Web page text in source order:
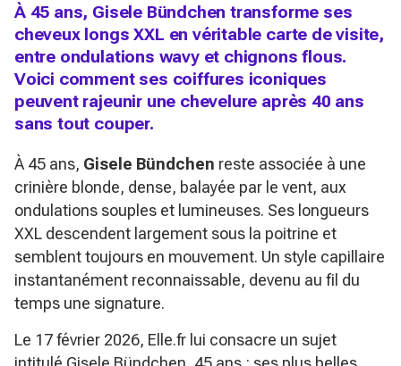
À 45 ans, Gisele Bündchen transforme ses
cheveux longs XXL en véritable carte de visite,
entre ondulations wavy et chignons flous.
Voici comment ses coiffures iconiques
peuvent rajeunir une chevelure après 40 ans
sans tout couper.
À 45 ans, Gisele Bündchen reste associée à une
crinière blonde, dense, balayée par le vent, aux
ondulations souples et lumineuses. Ses longueurs
XXL descendent largement sous la poitrine et
semblent toujours en mouvement. Un style capillaire
instantanément reconnaissable, devenu au fil du
temps une signature.
Le 17 février 2026, Elle.fr lui consacre un sujet